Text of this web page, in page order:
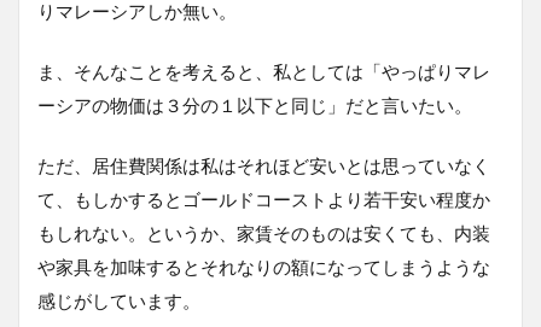
りマレーシアしか無い。
ま、そんなことを考えると、私としては「やっぱりマレ
ーシアの物価は３分の１以下と同じ」だと言いたい。
ただ、居住費関係は私はそれほど安いとは思っていなく
て、もしかするとゴールドコーストより若干安い程度か
もしれない。というか、家賃そのものは安くても、内装
や家具を加味するとそれなりの額になってしまうような
感じがしています。